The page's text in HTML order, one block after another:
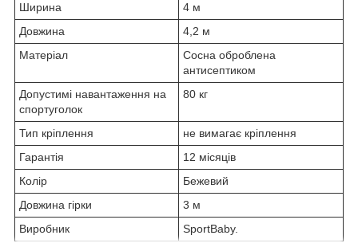
Ширина
4 м
Довжина
4,2 м
Матеріал
Сосна оброблена
антисептиком
Допустимі навантаження на
спортуголок
80 кг
Тип кріплення
не вимагає кріплення
Гарантія
12 місяців
Колір
Бежевий
Довжина гірки
3 м
Виробник
SportBaby.